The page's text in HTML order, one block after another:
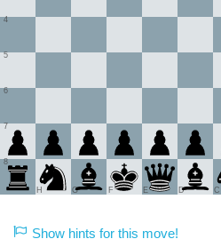
4
5
6
7
8
C
D
E
F
G
H
Show hints for this move!